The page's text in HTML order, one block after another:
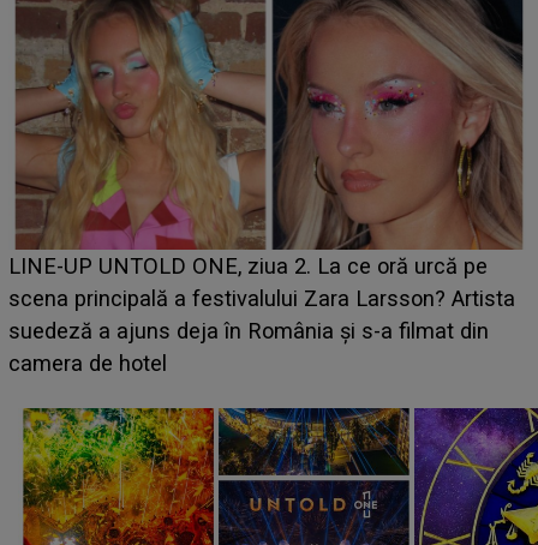
Ce a dezvăluit noua concurentă din "Casa Iubirii" l-a
luat prin surprindere pe Emanuel. CINE ESTE
BĂIATUL VIZAT de Alexandra?! Aflându-se în fața
faptului împlinit, A RECUNOSCUT IMEDIAT: "Am